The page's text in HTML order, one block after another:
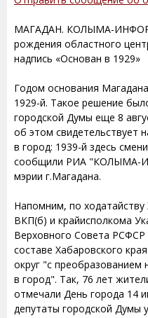
МАГАДАН. КОЛЫМА-
рождения областного
надпись «Основан в 1929»
Годом основания
1929-й. Такое решение
городской Думы еще 8
об этом свидетельствует
в город: 1939-й здесь
сообщили РИА "КОЛЫМА-
мэрии г.Магадана.
Напомним, по ходатайству
ВКП(б) и крайисполкома
Верховного Совета РСФСР
составе Хабаровского
округ "с преобразованием
в город". Так, 76 лет
отмечали День города 14
депутаты городской Думы